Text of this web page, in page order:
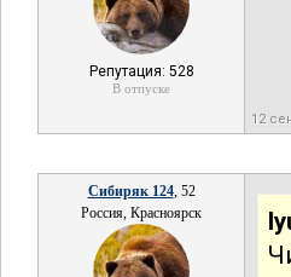
Репутация: 528
В отпуске
12
Сибиряк 124, 52
Россия, Красноярск